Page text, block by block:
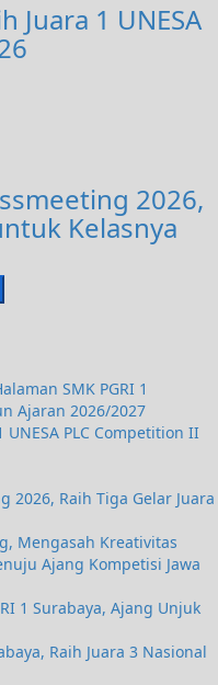
Juara 1 UNESA
2026,
Kelasnya
SMK PGRI 1
Ajaran 2026/2027
UNESA PLC Competition II
2026, Raih Tiga Gelar Juara
Mengasah Kreativitas
Ajang Kompetisi Jawa
1 Surabaya, Ajang Unjuk
Raih Juara 3 Nasional